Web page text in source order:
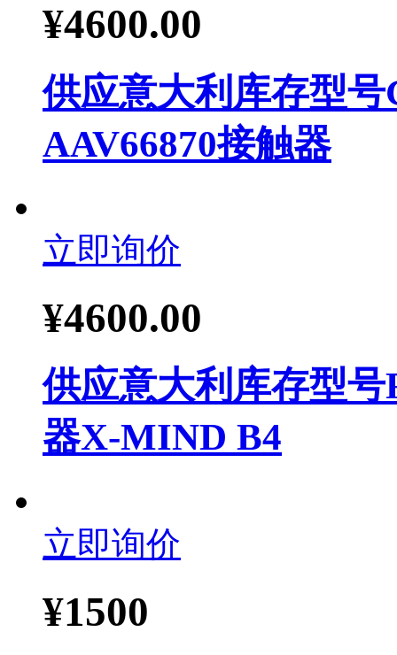
¥4600.00
供应意大利库存型号
AAV66870接触器
立即询价
¥4600.00
供应意大利库存型
器X-MIND B4
立即询价
¥1500